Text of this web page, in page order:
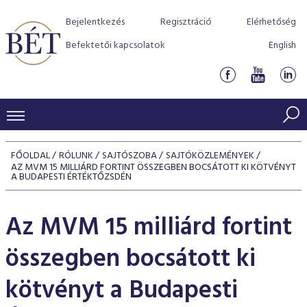
Bejelentkezés Regisztráció
Elérhetőség
Befektetői kapcsolatok
English
KERESKEDÉSI ADATOK
INDEXEK
Kötvényindexek
Jelzáloglevél indexek
Vállalati kötvény indexek
Kedvenc instrumentumok
Azonnali Piac
Részvények
Származékos piac
BEFEKTETŐK
Indexek
Részvény szekció
Hitelpapír szekció
Szabályozás
BÉT szabályzatok
Befektetővédelem
Alkalmazott díjstruktúra
Elszámolás
program
BÉT Xtend - Részvénypiac egyszerűen
TŐZSDETAGOK
Tőzsdetagok, üzletkötők
VENDOROK
FŐOLDAL RÓLUNK SAJTÓSZOBA SAJTÓKÖZLEMÉNYEK
AZ MVM 15 MILLIÁRD FORTINT ÖSSZEGBEN BOCSÁTOTT KI KÖTVÉNYT
A BUDAPESTI ÉRTÉKTŐZSDÉN
Az MVM 15 milliárd fortint
összegben bocsátott ki
kötvényt a Budapesti